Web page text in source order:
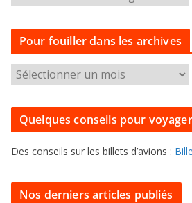
a
t
g
e
s
Pour fouiller dans les archives
o
u
o
Quelques conseils pour voyager
Des conseils sur les billets d’avions :
Nos derniers articles publiés